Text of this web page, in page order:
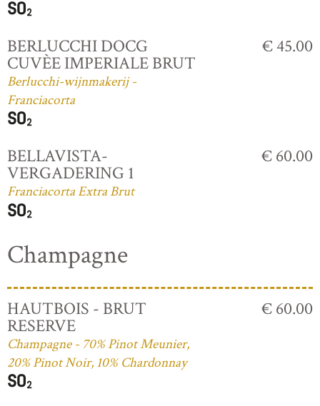
BERLUCCHI DOCG
CUVÈE IMPERIALE BRUT
Berlucchi-wijnmakerij -
Franciacorta
€ 45.00
BELLAVISTA-
VERGADERING 1
Franciacorta Extra Brut
€ 60.00
Champagne
HAUTBOIS - BRUT
RESERVE
Champagne - 70% Pinot Meunier,
20% Pinot Noir, 10% Chardonnay
€ 60.00